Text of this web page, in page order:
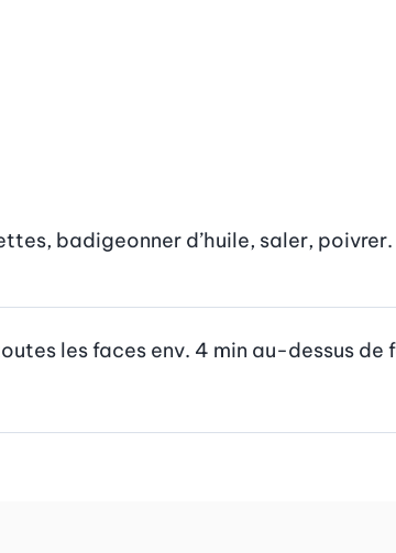
badigeonner d’huile, saler, poivrer.
les faces env. 4 min au-dessus de